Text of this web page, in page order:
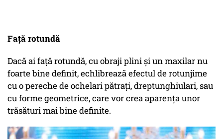
Față rotundă
Dacă ai față rotundă, cu obraji plini și un maxilar nu
foarte bine definit, echlibrează efectul de rotunjime
cu o pereche de ochelari pătrați, dreptunghiulari, sau
cu forme geometrice, care vor crea aparența unor
trăsături mai bine definite.